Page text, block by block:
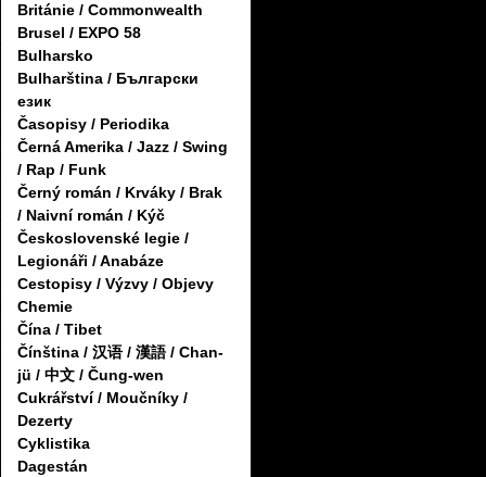
Británie / Commonwealth
Brusel / EXPO 58
Bulharsko
Bulharština / Български
език
Časopisy / Periodika
Černá Amerika / Jazz / Swing
/ Rap / Funk
Černý román / Krváky / Brak
/ Naivní román / Kýč
Československé legie /
Legionáři / Anabáze
Cestopisy / Výzvy / Objevy
Chemie
Čína / Tibet
Čínština / 汉语 / 漢語 / Chan-
jü / 中文 / Čung-wen
Cukrářství / Moučníky /
Dezerty
Cyklistika
Dagestán